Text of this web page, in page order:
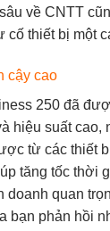
về CNTT
cố thiết bị một
cậy cao
250 đã
hiệu suất
từ các thiết
tăng tốc thời
doanh quan
bạn phản hồi